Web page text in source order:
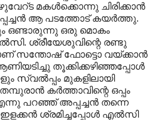
മകൾക്കൊന്നു ചിരിക്കാൻ
ആ പടത്തോട് കയർത്തു.
ഒണ്ടാരുന്നു ഒരു മൊകം
ശ്രീയേശുവിന്റെ രണ്ടു
സന്തോഷ് ഫോട്ടൊ വയ്ക്കാൻ
തൂക്കിക്കഴിഞ്ഞപ്പോൾ
സ്വൽപ്പം മുകളിലായി
കർത്താവിന്റെ ഒപ്പം
പറഞ്ഞ് അപ്പച്ചൻ തന്നെ
ഇളക്കൻ ശ്രമിച്ചപ്പോൾ എൽസി